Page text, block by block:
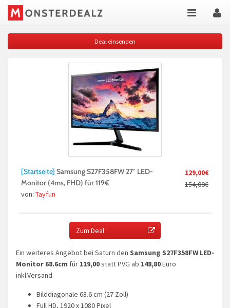
Deal einsenden
129,00€
154,00€
[Startseite] Samsung S27F358FW 27″ LED-
Monitor (4ms, FHD) für 119€
von: Tayfun
Zum Deal
Ein weiteres Angebot bei Saturn den Samsung S27F358FW LED-
Monitor 68.6cm für 119,00statt PVG ab 148,80Euro
inkl.Versand.
Bilddiagonale 68.6 cm (27 Zoll)
Full HD, 1920 x 1080 Pixel